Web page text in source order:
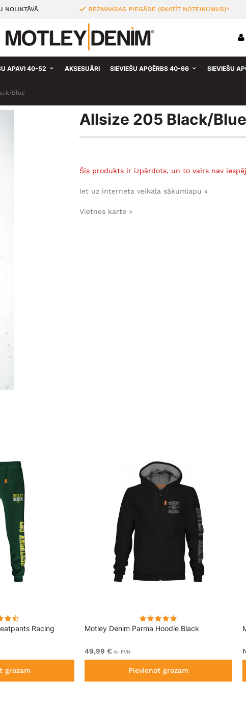
NOLIKTĀVĀ BEZMAKSAS PIEGĀDE (SKATĪT NOTEIKUMUS)*
APAVI 40-52 AKSESUĀRI SIEVIEŠU APĢĒRBS 40-66 SIEVIEŠU
Blue
Allsize 205 Black/Blue
Šis produkts ir izpārdots, un to vairs nav
Iet uz interneta veikala sākumlapu »
Vietnes karte »
Racing
grozam
Motley Denim Parma Hoodie Black
49,99 € Ar PVN
Pievienot grozam